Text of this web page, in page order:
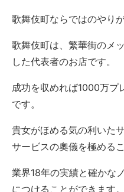
歌舞伎町ならではのやり
歌舞伎町は、繁華街のメ
した代表者のお店です。
成功を収めれば1000万プ
です。
貴女がほめる気の利いた
サービスの奧儀を極める
業界18年の実績と確かな
につけることができます。